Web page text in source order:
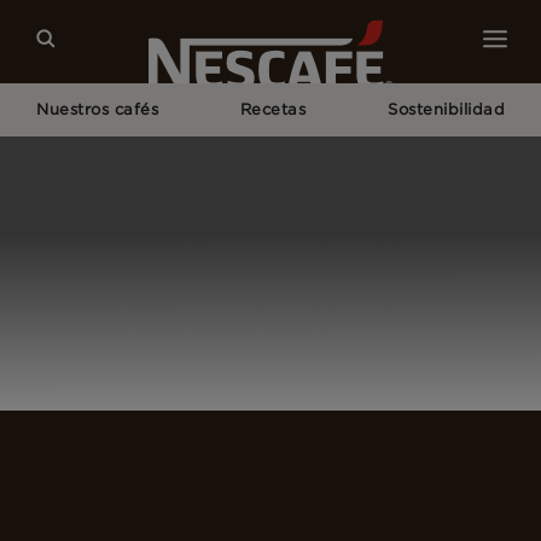
Nuestros cafés Recetas Sostenibilidad